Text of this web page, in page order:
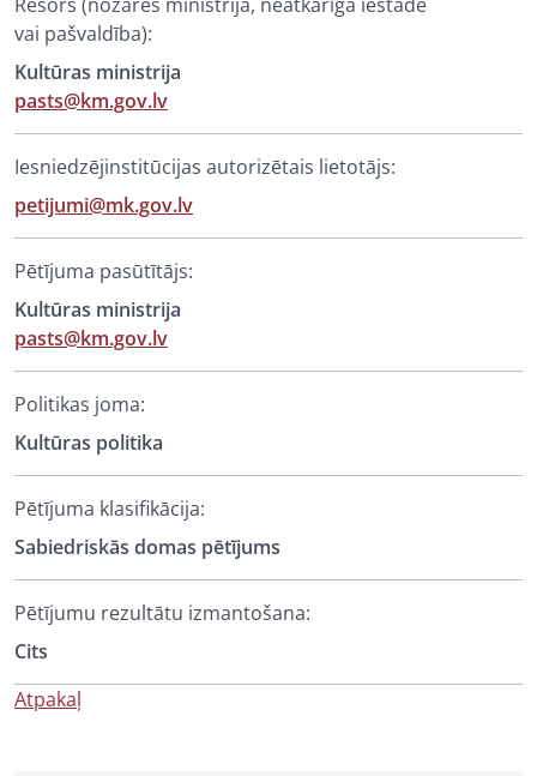
vai pašvaldība):
Kultūras ministrija
pasts@km.gov.lv
Iesniedzējinstitūcijas autorizētais lietotājs:
petijumi@mk.gov.lv
Pētījuma pasūtītājs:
Kultūras ministrija
pasts@km.gov.lv
Politikas joma:
Kultūras politika
Pētījuma klasifikācija:
Sabiedriskās domas pētījums
Pētījumu rezultātu izmantošana:
Cits
Atpakaļ